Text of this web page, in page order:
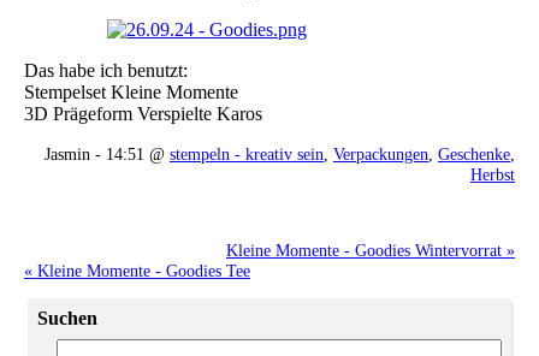
Das habe ich benutzt:
Stempelset Kleine Momente
3D Prägeform Verspielte Karos
Jasmin - 14:51 @ stempeln - kreativ sein Verpackungen Geschenke
Herbst
Kleine Momente - Goodies Wintervorrat »
« Kleine Momente - Goodies Tee
Suchen